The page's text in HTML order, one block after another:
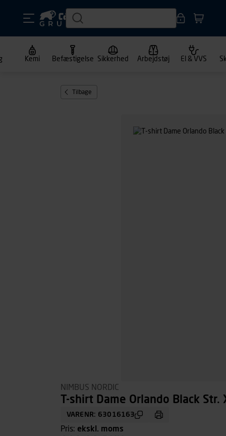
Kemi Befæstigelse Sikkerhed Arbejdstøj El & VVS
Tilbage
NIMBUS NORDIC
T-shirt Dame Orlando Black Str.
VARENR: 63016163
Pris: ekskl. moms